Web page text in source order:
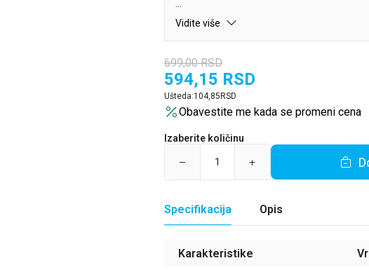
Zabavite se čitajući vanvremensku bajku
Vidite više
699,00 RSD
594,15 RSD
Ušteda:104,85 RSD
Obavestite me kada se promeni cena
Izaberite količinu
Specifikacija Opis
Karakteristike